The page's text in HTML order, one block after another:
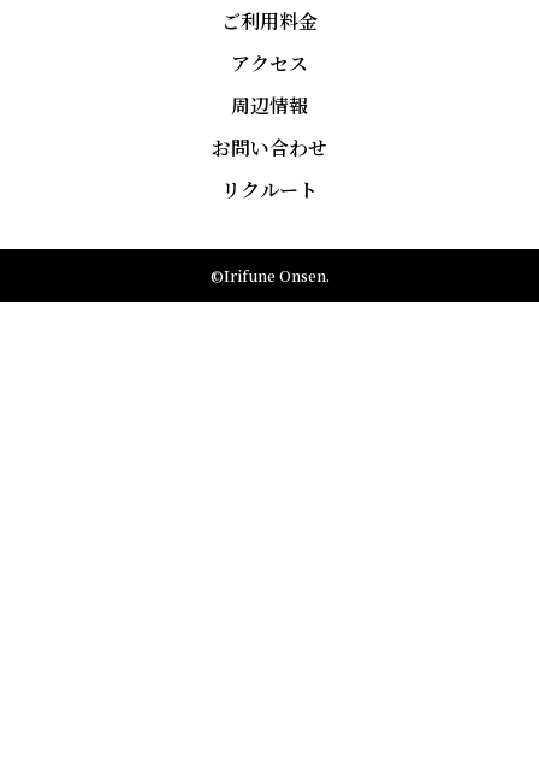
ご利用料金
アクセス
周辺情報
お問い合わせ
リクルート
©Irifune Onsen.